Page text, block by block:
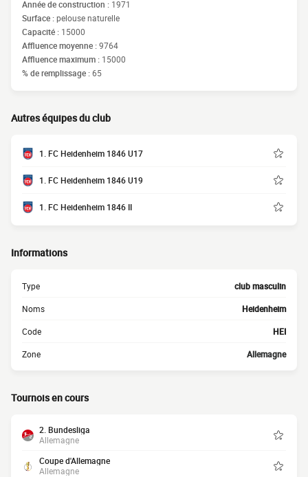
Année de construction : 1971
Surface :pelouse naturelle
Capacité : 15000
Affluence moyenne :9764
Affluence maximum : 15000
% de remplissage :65
Autres équipes du club
1. FC Heidenheim 1846 U17
1. FC Heidenheim 1846 U19
1. FC Heidenheim 1846 II
Informations
Type club masculin
Noms Heidenheim
Code HEI
Zone Allemagne
Tournois en cours
2. Bundesliga
Allemagne
Coupe d'Allemagne
Allemagne